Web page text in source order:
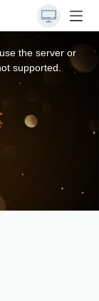
the server or
supported.